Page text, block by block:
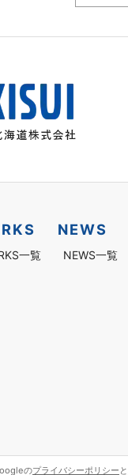
一覧
NEWS
NEWS一覧
のプライバシーポリシー と